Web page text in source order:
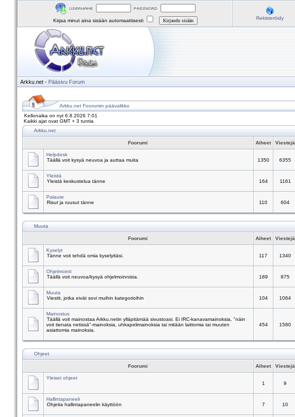
Kirjaa minut aina sisään automaattisesti Rekisteröidy
Arkku.net - Pääsivu Forum
Arkku.net Foorumin päävalikko
Kellonaika on nyt 6.8.2026 7:01
Kaikki ajat ovat GMT + 3 tuntia
Arkku.net
Foorumi Aiheet Viestejä
Helpdesk
Täällä voit kysyä neuvoa ja auttaa muita
1350 6355
Yleistä
Yleistä keskustelua tänne
164 1161
Palaute
Risut ja ruusut tänne
110 604
Muuta
Foorumi Aiheet Viestejä
Kyselyt
Tänne voit tehdä omia kyselyitäsi.
117 1340
Ohjelmointi
Täällä voit neuvoa/kysyä ohjelmoinnista.
189 875
Muuta
Viestit, jotka eivät sovi muihin kategorioihin
104 1064
Mainostus
Täällä voit mainostaa Arkku.netin ylläpitämää sivustoasi. Ei IRC-kanavamainoksia, "näin
voit tienata netissä"-mainoksia, uhkapelimainoksia tai mitään laittomia tai muuten
asiattomia mainoksia.
454 1580
Ohjeet
Foorumi Aiheet Viestejä
Yleiset ohjeet
1
9
Hallintapaneeli
Ohjeita hallintapaneelin käyttöön
7 10